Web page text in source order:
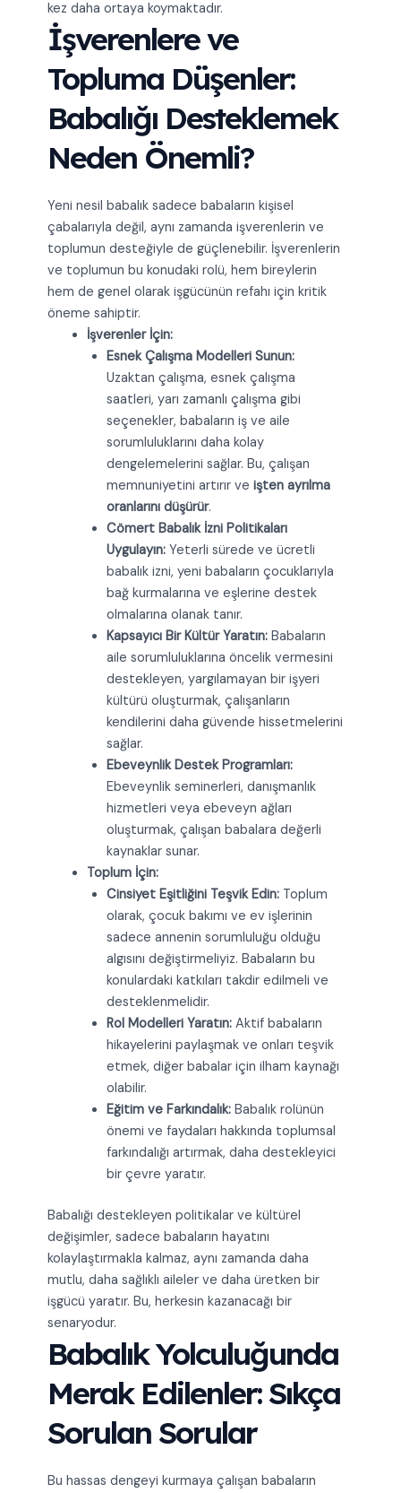
kez daha ortaya koymaktadır.
İşverenlere ve
Topluma Düşenler:
Babalığı Desteklemek
Neden Önemli?
Yeni nesil babalık sadece babaların kişisel
çabalarıyla değil, aynı zamanda işverenlerin ve
toplumun desteğiyle de güçlenebilir. İşverenlerin
ve toplumun bu konudaki rolü, hem bireylerin
hem de genel olarak işgücünün refahı için kritik
öneme sahiptir.
İşverenler İçin:
Esnek Çalışma Modelleri Sunun:
Uzaktan çalışma, esnek çalışma
saatleri, yarı zamanlı çalışma gibi
seçenekler, babaların iş ve aile
sorumluluklarını daha kolay
dengelemelerini sağlar. Bu, çalışan
memnuniyetini artırır ve işten ayrılma
oranlarını düşürür.
Cömert Babalık İzni Politikaları
Uygulayın:Yeterli sürede ve ücretli
babalık izni, yeni babaların çocuklarıyla
bağ kurmalarına ve eşlerine destek
olmalarına olanak tanır.
Kapsayıcı Bir Kültür Yaratın:Babaların
aile sorumluluklarına öncelik vermesini
destekleyen, yargılamayan bir işyeri
kültürü oluşturmak, çalışanların
kendilerini daha güvende hissetmelerini
sağlar.
Ebeveynlik Destek Programları:
Ebeveynlik seminerleri, danışmanlık
hizmetleri veya ebeveyn ağları
oluşturmak, çalışan babalara değerli
kaynaklar sunar.
Toplum İçin:
Cinsiyet Eşitliğini Teşvik Edin:Toplum
olarak, çocuk bakımı ve ev işlerinin
sadece annenin sorumluluğu olduğu
algısını değiştirmeliyiz. Babaların bu
konulardaki katkıları takdir edilmeli ve
desteklenmelidir.
Rol Modelleri Yaratın:Aktif babaların
hikayelerini paylaşmak ve onları teşvik
etmek, diğer babalar için ilham kaynağı
olabilir.
Eğitim ve Farkındalık:Babalık rolünün
önemi ve faydaları hakkında toplumsal
farkındalığı artırmak, daha destekleyici
bir çevre yaratır.
Babalığı destekleyen politikalar ve kültürel
değişimler, sadece babaların hayatını
kolaylaştırmakla kalmaz, aynı zamanda daha
mutlu, daha sağlıklı aileler ve daha üretken bir
işgücü yaratır. Bu, herkesin kazanacağı bir
senaryodur.
Babalık Yolculuğunda
Merak Edilenler: Sıkça
Sorulan Sorular
Bu hassas dengeyi kurmaya çalışan babaların